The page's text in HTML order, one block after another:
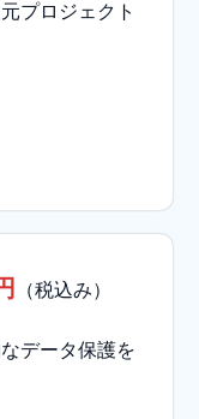
プロジェクト
（税込み）
データ保護を